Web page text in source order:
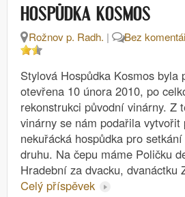
HOSPŮDKA KOSMOS
Rožnov p. Radh. | Bez
Stylová Hospůdka Kosmos byla
otevřena 10 února 2010, po
rekonstrukci původní vinárny. Z
vinárny se nám podařila vytvořit
nekuřácká hospůdka pro
druhu. Na čepu máme Poličku
Hradební za dvacku,
Celý příspěvek